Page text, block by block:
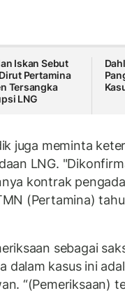
Iskan Sebut
Pertamina
Tersangka
LNG
juga meminta
LNG.
kontrak
(Pertamina)
sebagai
dalam kasus ini
“(Pemeriksaan)